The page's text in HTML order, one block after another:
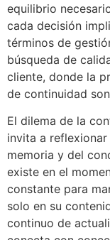
equilibrio
cada decisión
términos de
búsqueda de
cliente, donde la
de continuidad
El dilema de la
invita a
memoria y del
existe en el
constante para
solo en su
continuo de